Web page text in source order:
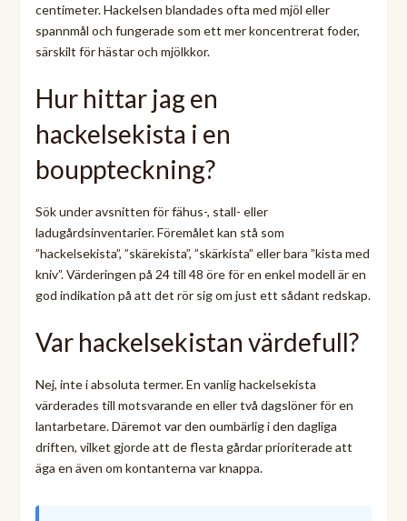
centimeter. Hackelsen blandades ofta med mjöl eller
spannmål och fungerade som ett mer koncentrerat foder,
särskilt för hästar och mjölkkor.
Hur hittar jag en
hackelsekista i en
bouppteckning?
Sök under avsnitten för fähus-, stall- eller
ladugårdsinventarier. Föremålet kan stå som
”hackelsekista”, ”skärekista”, ”skärkista” eller bara ”kista med
kniv”. Värderingen på 24 till 48 öre för en enkel modell är en
god indikation på att det rör sig om just ett sådant redskap.
Var hackelsekistan värdefull?
Nej, inte i absoluta termer. En vanlig hackelsekista
värderades till motsvarande en eller två dagslöner för en
lantarbetare. Däremot var den oumbärlig i den dagliga
driften, vilket gjorde att de flesta gårdar prioriterade att
äga en även om kontanterna var knappa.